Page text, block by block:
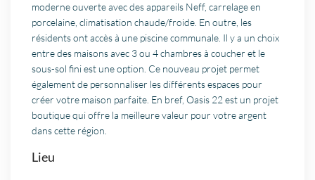
moderne ouverte avec des appareils Neff, carrelage en
porcelaine, climatisation chaude/froide. En outre, les
résidents ont accès à une piscine communale. Il y a un choix
entre des maisons avec 3 ou 4 chambres à coucher et le
sous-sol fini est une option. Ce nouveau projet permet
également de personnaliser les différents espaces pour
créer votre maison parfaite. En bref, Oasis 22 est un projet
boutique qui offre la meilleure valeur pour votre argent
dans cette région.
Lieu